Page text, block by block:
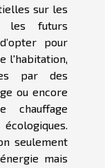
sur les
les futurs
pour
l'habitation,
par des
ou encore
chauffage
seulement
mais